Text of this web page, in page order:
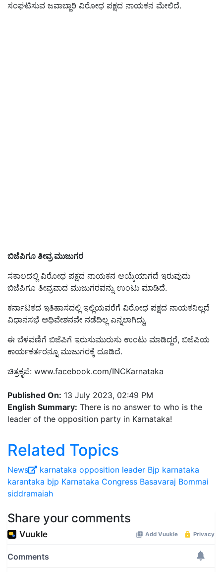
ಸಂಘಟಿಸುವ ಜವಾಬ್ದಾರಿ ವಿರೋಧ ಪಕ್ಷದ ನಾಯಕನ ಮೇಲಿದೆ.
ಬಿಜೆಪಿಗೂ ತೀವ್ರ ಮುಜುಗರ
ಸಕಾಲದಲ್ಲಿ ವಿರೋಧ ಪಕ್ಷದ ನಾಯಕನ ಆಯ್ಕೆಯಾಗದೆ ಇರುವುದು
ಬಿಜೆಪಿಗೂ ತೀವ್ರವಾದ ಮುಜುಗರವನ್ನು ಉಂಟು ಮಾಡಿದೆ.
ಕರ್ನಾಟಕದ ಇತಿಹಾಸದಲ್ಲಿ ಇಲ್ಲಿಯವರೆಗೆ ವಿರೋಧ ಪಕ್ಷದ ನಾಯಕನಿಲ್ಲದೆ
ವಿಧಾನಸಭೆ ಅಧಿವೇಶನವೇ ನಡೆದಿಲ್ಲ ಎನ್ನಲಾಗಿದ್ದು,
ಈ ಬೆಳವಣಿಗೆ ಬಿಜೆಪಿಗೆ ಇರುಸುಮುರುಸು ಉಂಟು ಮಾಡಿದ್ದರೆ, ಬಿಜೆಪಿಯ
ಕಾರ್ಯಕರ್ತರನ್ನೂ ಮುಜುಗರಕ್ಕೆ ದೂಡಿದೆ.
ಚಿತ್ರಕೃಪೆ: www.facebook.com/INCKarnataka
Published On: 13 July 2023, 02:49 PM
English Summary: There is no answer to who is the
leader of the opposition party in Karnataka!
Related Topics
News karnataka opposition leader Bjp karnataka
karantaka bjp Karnataka Congress Basavaraj Bommai
siddramaiah
Share your comments